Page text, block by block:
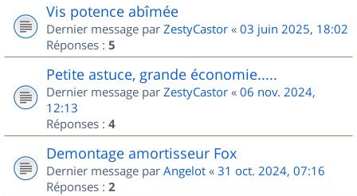
Vis potence abîmée
Dernier message par ZestyCastor « 03 juin 2025, 18:02
Réponses : 5
Petite astuce, grande économie.....
Dernier message par ZestyCastor « 06 nov. 2024,
12:13
Réponses : 4
Demontage amortisseur Fox
Dernier message par Angelot « 31 oct. 2024, 07:16
Réponses : 2